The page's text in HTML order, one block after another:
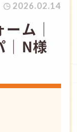
2026.02.14
ム│
│N様